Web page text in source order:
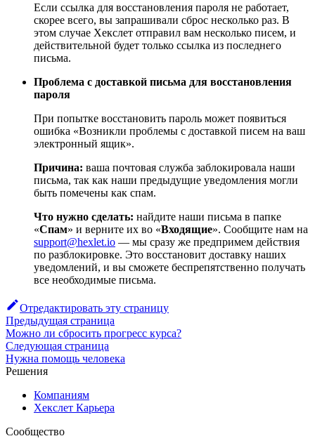
Если ссылка для восстановления пароля не работает,
скорее всего, вы запрашивали сброс несколько раз. В
этом случае Хекслет отправил вам несколько писем, и
действительной будет только ссылка из последнего
письма.
Проблема с доставкой письма для восстановления
пароля
При попытке восстановить пароль может появиться
ошибка «Возникли проблемы с доставкой писем на ваш
электронный ящик».
Причина: ваша почтовая служба заблокировала наши
письма, так как наши предыдущие уведомления могли
быть помечены как спам.
Что нужно сделать: найдите наши письма в папке
«Спам» и верните их во «Входящие». Сообщите нам на
support@hexlet.io — мы сразу же предпримем действия
по разблокировке. Это восстановит доставку наших
уведомлений, и вы сможете беспрепятственно получать
все необходимые письма.
Отредактировать эту страницу
Предыдущая страница
Можно ли сбросить прогресс курса?
Следующая страница
Нужна помощь человека
Решения
Компаниям
Хекслет Карьера
Сообщество